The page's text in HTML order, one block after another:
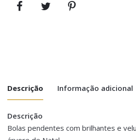
Descrição Informação adicional
Descrição
Bolas pendentes com brilhantes e
Peso 0.100 kg